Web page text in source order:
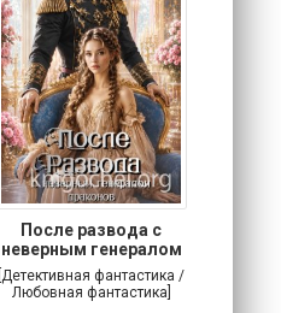
После развода с
неверным генералом
драконов
[Детективная фантастика /
Любовная фантастика]